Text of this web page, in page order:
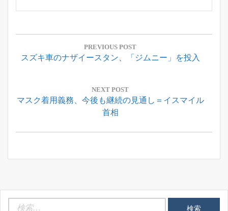
投
ナ
ー
ョ
PREVIOUS POST
Previous
スズキ車のナザイースタン、「ジムニー」を投入
NEXT POST
Next
マスク着用義務、今後も継続の見通し＝イスマイル
首相